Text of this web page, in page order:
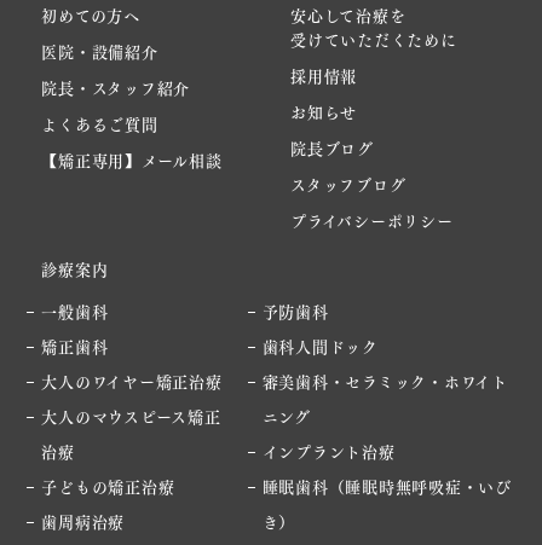
初めての方へ
医院・設備紹介
院長・スタッフ紹介
よくあるご質問
【矯正専用】メール相談
安心して治療を
受けていただくために
採用情報
お知らせ
院長ブログ
スタッフブログ
プライバシーポリシー
診療案内
一般歯科
矯正歯科
大人のワイヤー矯正治療
大人のマウスピース矯正
治療
子どもの矯正治療
歯周病治療
予防歯科
歯科人間ドック
審美歯科・セラミック・ホワイト
ニング
インプラント治療
睡眠歯科（睡眠時無呼吸症・いび
き）